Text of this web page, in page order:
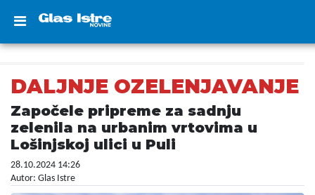
DALJNJE OZELENJAVANJE
Započele pripreme za sadnju
zelenila na urbanim vrtovima u
Lošinjskoj ulici u Puli
28.10.2024 14:26
Autor: Glas Istre